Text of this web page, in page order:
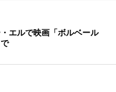
エルで映画「ボルベール